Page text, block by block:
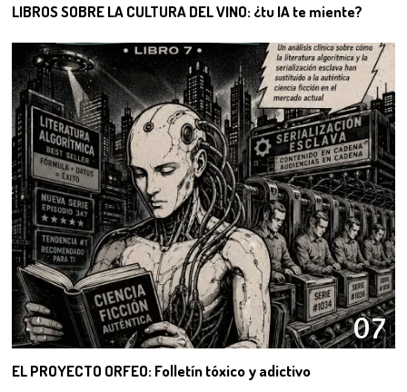
LIBROS SOBRE LA CULTURA DEL VINO: ¿tu IA te miente?
07
EL PROYECTO ORFEO: Folletín tóxico y adictivo